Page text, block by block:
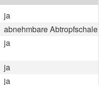
ja
abnehmbare Abtropfschale
ja
ja
ja